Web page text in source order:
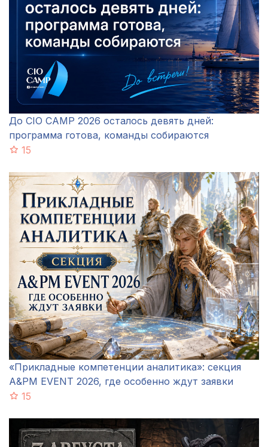
До CIO CAMP 2026 осталось девять дней:
программа готова, команды собираются
15
«Прикладные компетенции аналитика»: секция
A&PM EVENT 2026, где особенно ждут заявки
15